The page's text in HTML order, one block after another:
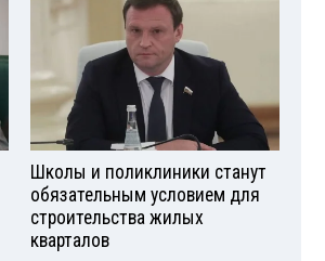
Школы и поликлиники станут
обязательным условием для
строительства жилых
кварталов